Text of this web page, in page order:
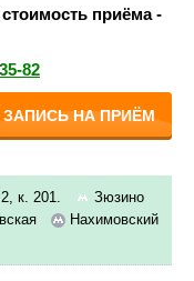
приёма -
82
ЗАПИСЬ НА ПРИЁМ
к. 201.
Зюзино
Нахимовский